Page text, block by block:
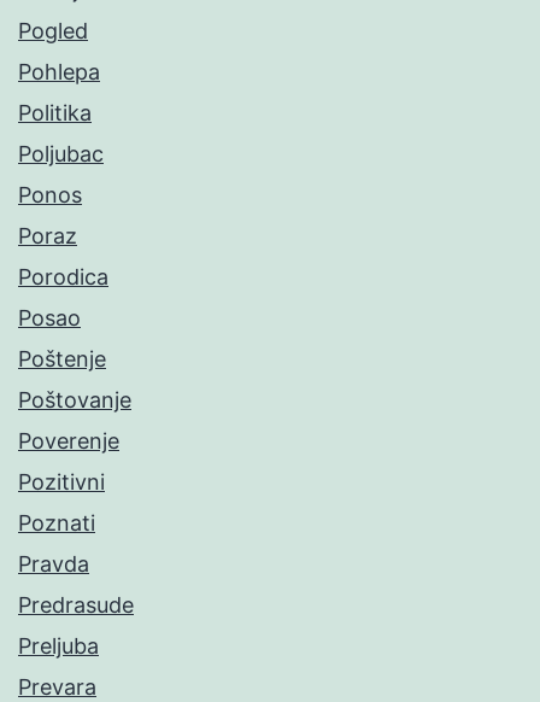
Pogled
Pohlepa
Politika
Poljubac
Ponos
Poraz
Porodica
Posao
Poštenje
Poštovanje
Poverenje
Pozitivni
Poznati
Pravda
Predrasude
Preljuba
Prevara